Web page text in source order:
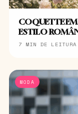
COQUETTE
ESTILO
7 MIN DE LEITURA
MODA